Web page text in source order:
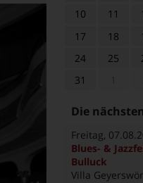
10
11
17
18
24
25
31
Die
Freitag,
Blues- &
Bulluck
Villa